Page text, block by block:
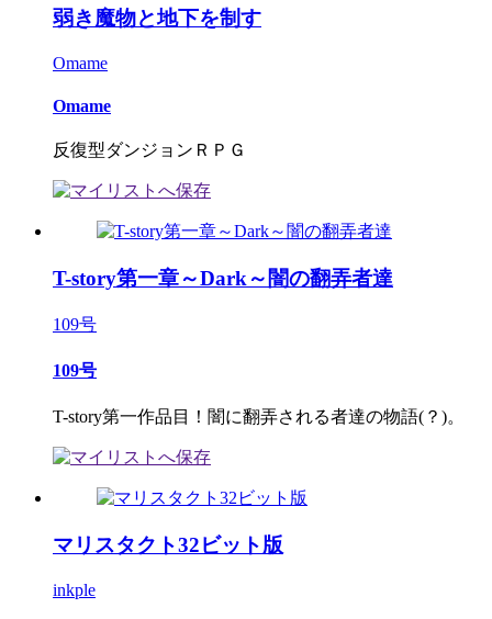
弱き魔物と地下を制す
Omame
Omame
反復型ダンジョンＲＰＧ
T-story第一章～Dark～闇の翻弄者達
109号
109号
T-story第一作品目！闇に翻弄される者達の物語(？)。
マリスタクト32ビット版
inkple